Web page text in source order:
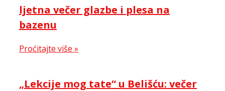
ljetna večer glazbe i plesa na
bazenu
Proćitajte više »
„Lekcije mog tate“ u Belišću: večer